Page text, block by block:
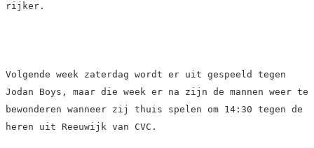
rijker.
Volgende week zaterdag wordt er uit gespeeld tegen
Jodan Boys, maar die week er na zijn de mannen weer te
bewonderen wanneer zij thuis spelen om 14:30 tegen de
heren uit Reeuwijk van CVC.